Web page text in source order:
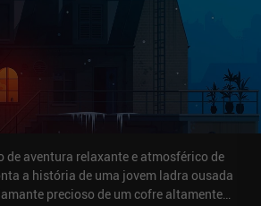
de aventura relaxante e atmosférico de
a história de uma jovem ladra ousada
precioso de um cofre altamente